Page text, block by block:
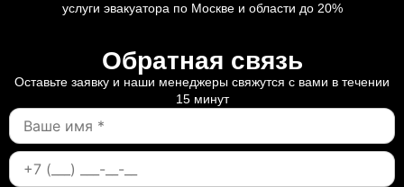
услуги эвакуатора по Москве и области до 20%
Обратная связь
Оставьте заявку и наши менеджеры свяжутся с вами в течении
15 минут